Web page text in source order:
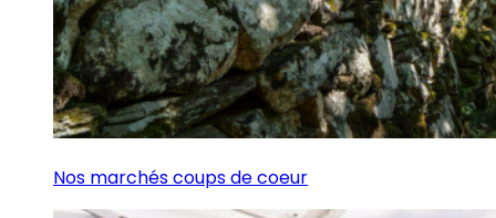
Nos marchés coups de coeur